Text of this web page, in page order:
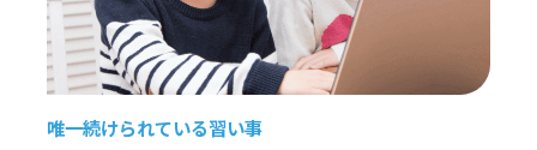
唯一続けられている習い事